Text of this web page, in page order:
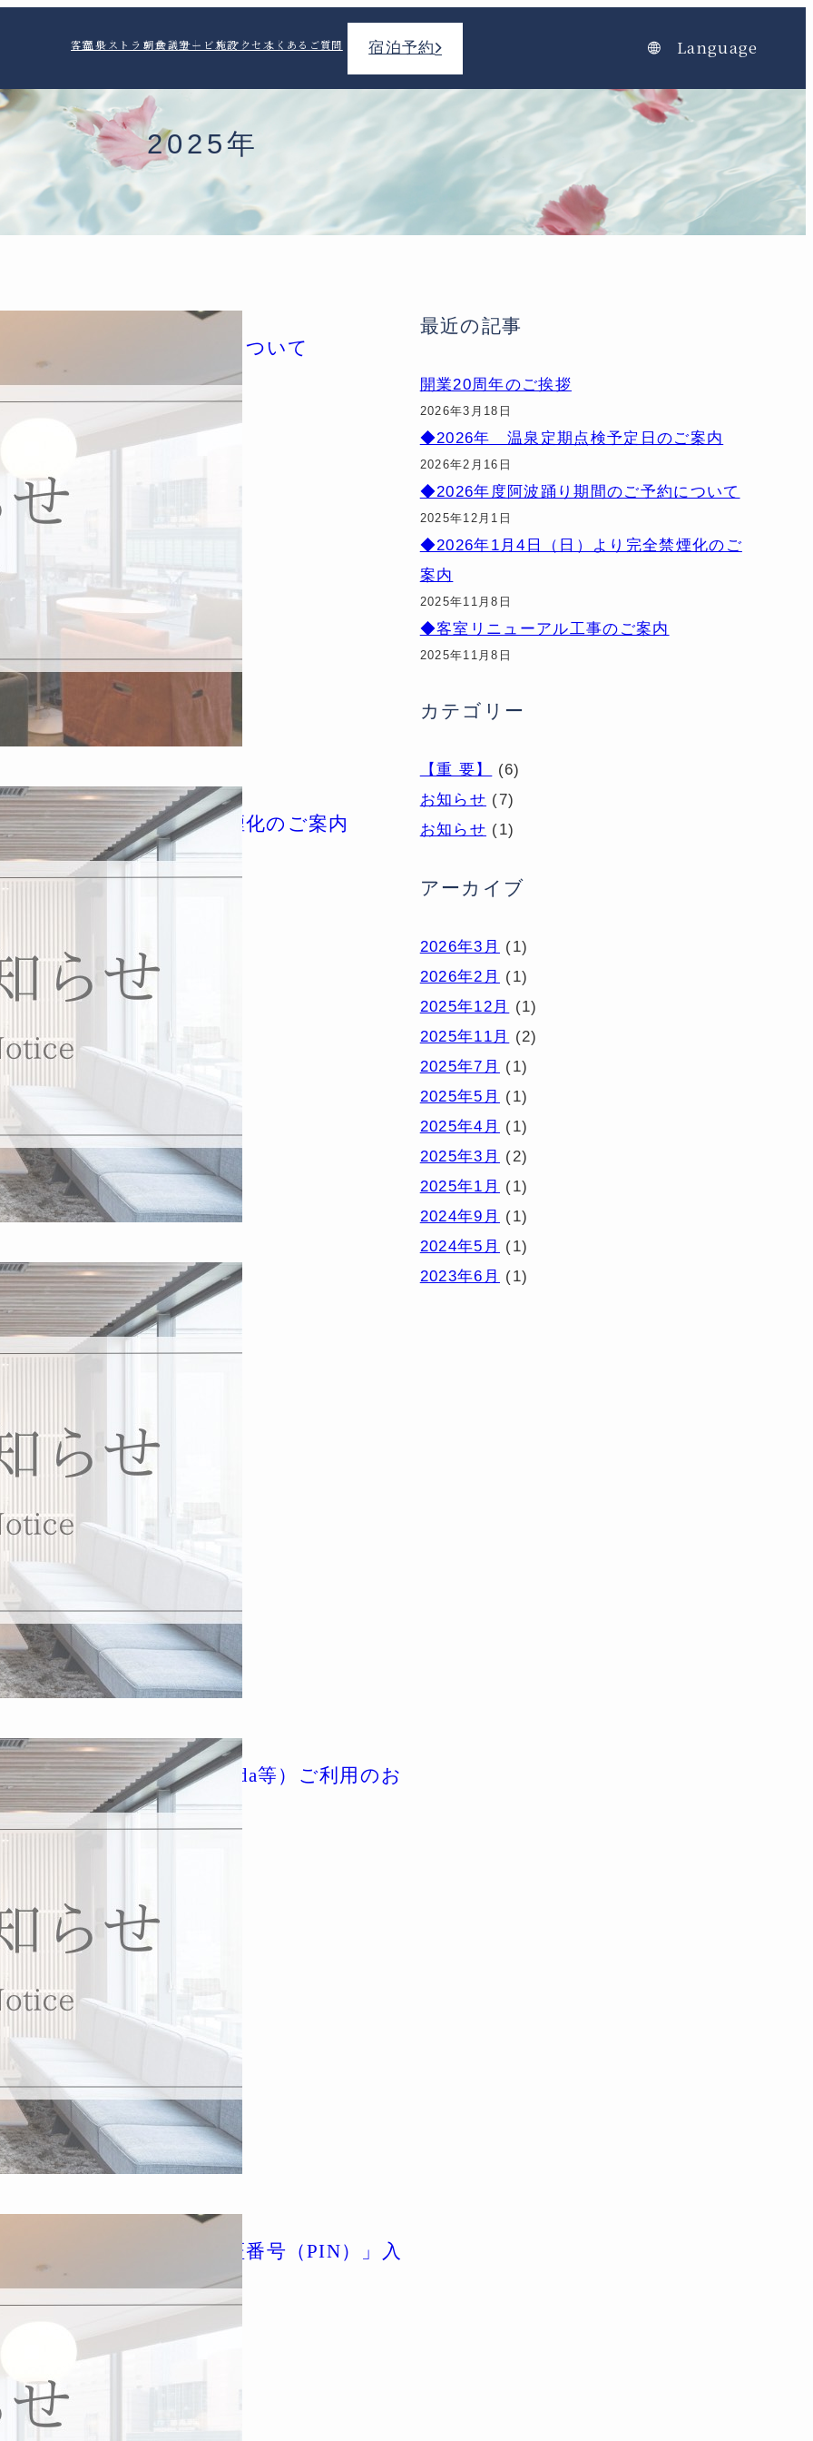
客室温泉レストラン朝食会議室サービス施設アクセスよくあるご質問 宿泊予約 Language
2025年
阿波踊り期間のご予約について
4日（日）より完全禁煙化のご案内
ューアル工事のご案内
】海外予約サイト（Agoda等）ご利用のお
カードご利用時の「暗証番号（PIN）」入
最近の記事
開業20周年のご挨拶
2026年3月18日
◆2026年 温泉定期点検予定日のご案内
2026年2月16日
◆2026年度阿波踊り期間のご予約について
2025年12月1日
◆2026年1月4日（日）より完全禁煙化のご
案内
2025年11月8日
◆客室リニューアル工事のご案内
2025年11月8日
カテゴリー
【重 要】
(6)
お知らせ (7)
お知らせ (1)
アーカイブ
2026年3月
(1)
2026年2月
(1)
2025年12月
(1)
2025年11月
(2)
2025年7月
(1)
2025年5月
(1)
2025年4月
(1)
2025年3月
(2)
2025年1月
(1)
2024年9月
(1)
2024年5月
(1)
2023年6月
(1)